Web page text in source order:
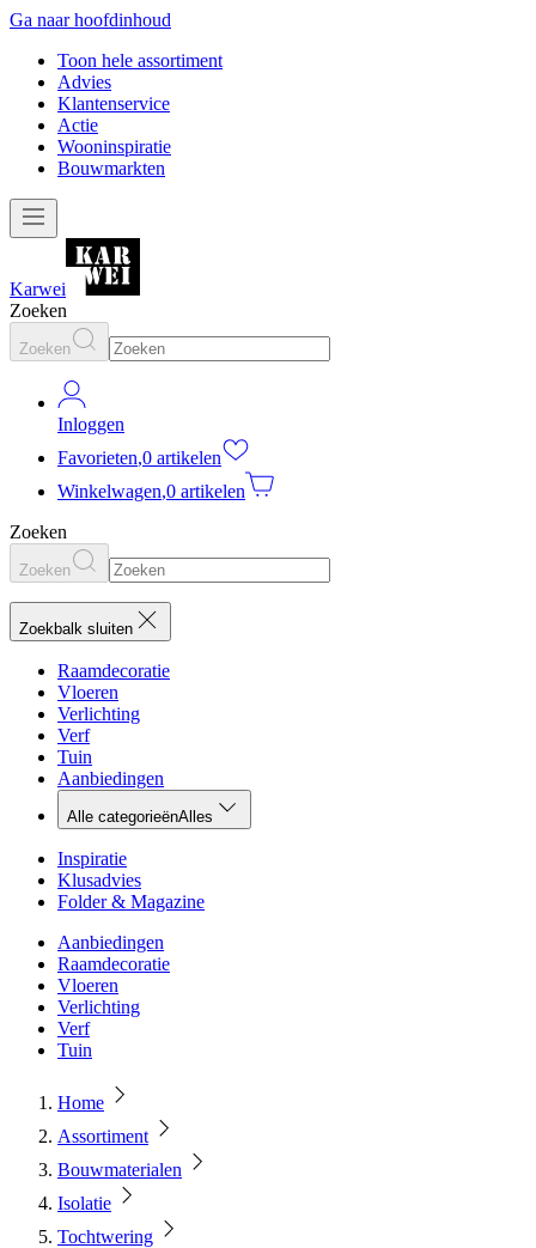
Ga naar hoofdinhoud
Toon hele assortiment
Advies
Klantenservice
Actie
Wooninspiratie
Bouwmarkten
Karwei
Zoeken
Zoeken
Inloggen
Favorieten,0 artikelen
Winkelwagen,0 artikelen
Zoeken
Zoeken
Zoekbalk sluiten
Raamdecoratie
Vloeren
Verlichting
Verf
Tuin
Aanbiedingen
Alle categorieënAlles
Inspiratie
Klusadvies
Folder & Magazine
Aanbiedingen
Raamdecoratie
Vloeren
Verlichting
Verf
Tuin
Home
Assortiment
Bouwmaterialen
Isolatie
Tochtwering